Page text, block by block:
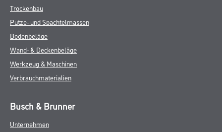
Trockenbau
Putze- und Spachtelmassen
Bodenbeläge
Wand- & Deckenbeläge
Werkzeug & Maschinen
Verbrauchmaterialien
Busch & Brunner
Unternehmen